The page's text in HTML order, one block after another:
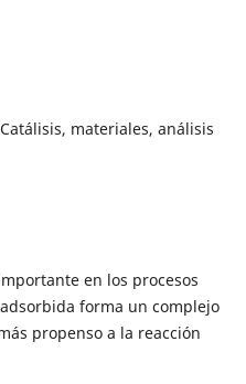
materiales, análisis
en los procesos
forma un complejo
propenso a la reacción